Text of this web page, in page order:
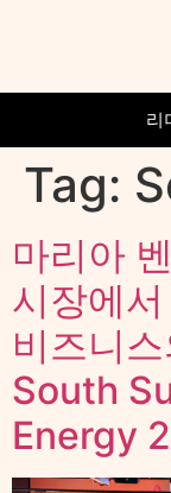
리
Tag:
마리아
시장에
비즈니
South
Energy